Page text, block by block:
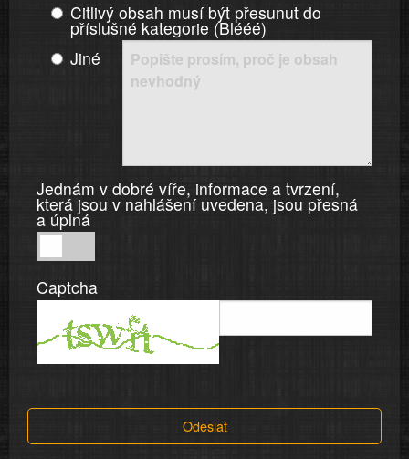
Citlivý obsah musí být přesunut do
příslušné kategorie (Blééé)
Jiné
Jednám v dobré víře, informace a tvrzení,
která jsou v nahlášení uvedena, jsou přesná
a úplná
v
dobré
informace
v
Captcha
Odeslat